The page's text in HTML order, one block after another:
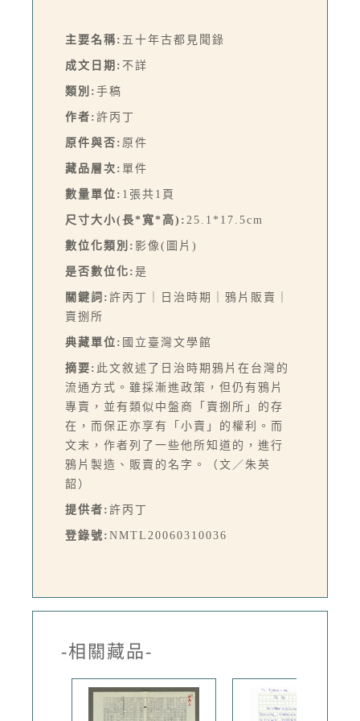
主要名稱: 五十年古都見聞錄
成文日期: 不詳
類別: 手稿
作者: 許丙丁
原件與否: 原件
藏品層次: 單件
數量單位: 1張共1頁
尺寸大小(長*寬*高): 25.1*17.5cm
數位化類別: 影像(圖片)
是否數位化: 是
關鍵詞: 許丙丁｜日治時期｜鴉片販賣｜
賣捌所
典藏單位: 國立臺灣文學館
摘要: 此文敘述了日治時期鴉片在台灣的
流通方式。雖採漸進政策，但仍有鴉片
專賣，並有類似中盤商「賣捌所」的存
在，而保正亦享有「小賣」的權利。而
文末，作者列了一些他所知道的，進行
鴉片製造、販賣的名字。（文／朱英
韶）
提供者: 許丙丁
登錄號: NMTL20060310036
-相關藏品-